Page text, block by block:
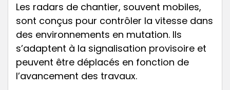
Les radars de chantier, souvent mobiles,
sont conçus pour contrôler la vitesse dans
des environnements en mutation. Ils
s’adaptent à la signalisation provisoire et
peuvent être déplacés en fonction de
l’avancement des travaux.